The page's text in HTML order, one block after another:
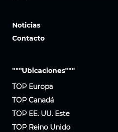
Noticias
Contacto
"""Ubicaciones"""
TOP Europa
TOP Canadá
TOP EE. UU. Este
TOP Reino Unido